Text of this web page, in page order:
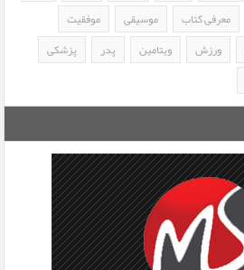
معرفی کتاب موسیقی
موفقیت
ورزش ویتامین پدر
پزشکی